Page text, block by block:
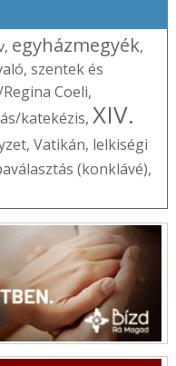
, egyházmegyék,
, szentek és
Coeli,
katekézis, XIV.
, Vatikán, lelkiségi
(konklávé),